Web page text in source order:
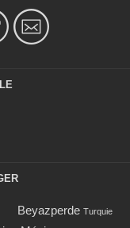
Beyazperde Turquie